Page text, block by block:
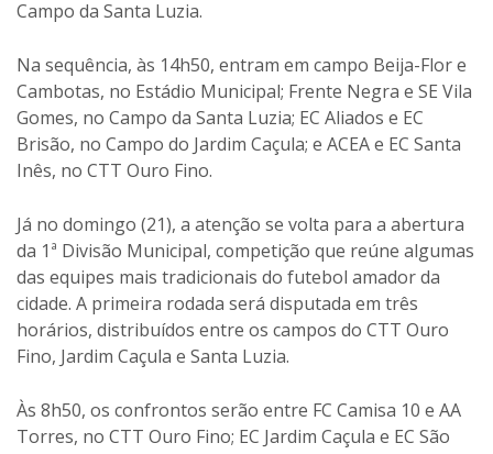
Campo da Santa Luzia.
Na sequência, às 14h50, entram em campo Beija-Flor e
Cambotas, no Estádio Municipal; Frente Negra e SE Vila
Gomes, no Campo da Santa Luzia; EC Aliados e EC
Brisão, no Campo do Jardim Caçula; e ACEA e EC Santa
Inês, no CTT Ouro Fino.
Já no domingo (21), a atenção se volta para a abertura
da 1ª Divisão Municipal, competição que reúne algumas
das equipes mais tradicionais do futebol amador da
cidade. A primeira rodada será disputada em três
horários, distribuídos entre os campos do CTT Ouro
Fino, Jardim Caçula e Santa Luzia.
Às 8h50, os confrontos serão entre FC Camisa 10 e AA
Torres, no CTT Ouro Fino; EC Jardim Caçula e EC São